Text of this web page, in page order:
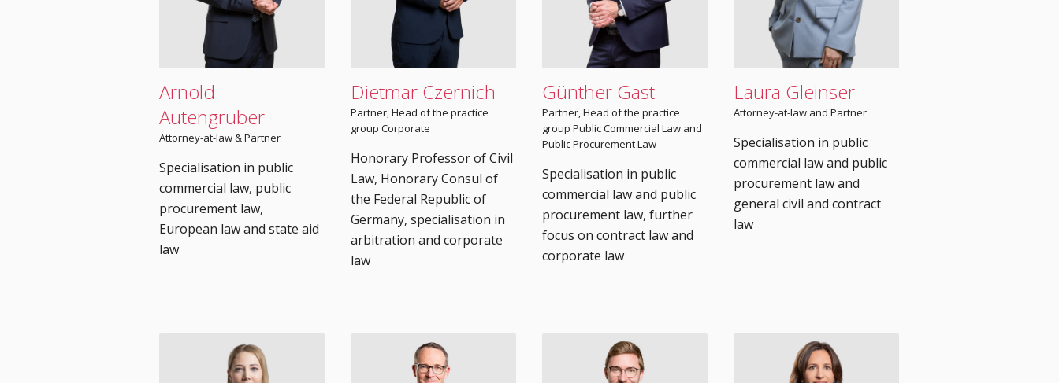
Arnold
Autengruber
Attorney-at-law & Partner
Specialisation in public
commercial law, public
procurement law,
European law and state aid
law
Dietmar Czernich
Partner­, Head of the practice
group Corporate
Honorary Professor of Civil
Law, Honorary Consul of
the Federal Republic of
Germany, specialisation in
arbitration and corporate
law
Günther Gast
Partner, Head of the practice
group Public Commercial Law and
Public Procurement Law
Specialisation in public
commercial law and public
procurement law, further
focus on contract law and
corporate law
Laura Gleinser
Attorney-at-law and Partner
Specialisation in public
commercial law and public
procurement law and
general civil and contract
law